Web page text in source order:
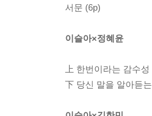
서문 (6p)
이슬아×정혜윤
上 한번이라는 감수성
下 당신 말을 알아듣